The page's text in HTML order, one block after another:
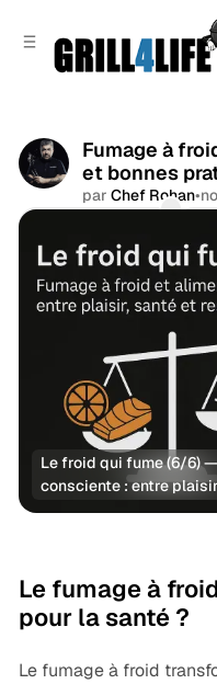
Fumage à
et bonnes
par Chef Rohan•
Le froid qui fume (6/6)
consciente : entre
Santé
Le fumage à
pour la santé ?
Le fumage à froid